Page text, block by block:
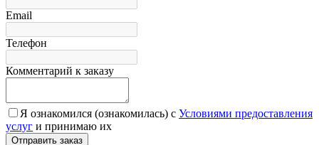
Email
Телефон
Комментарий к заказу
Я ознакомился (ознакомилась) с Условиями предоставления
услуг и принимаю их